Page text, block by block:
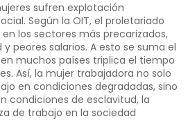
sufren explotación
Según la OIT, el pro­letariado
los sectores más precarizados,
peores salarios. A esto se suma el
muchos países triplica el tiem­po
Así, la mujer trabajadora no solo
en condiciones degradadas, sino
condiciones de esclavitud, la
de trabajo en la sociedad